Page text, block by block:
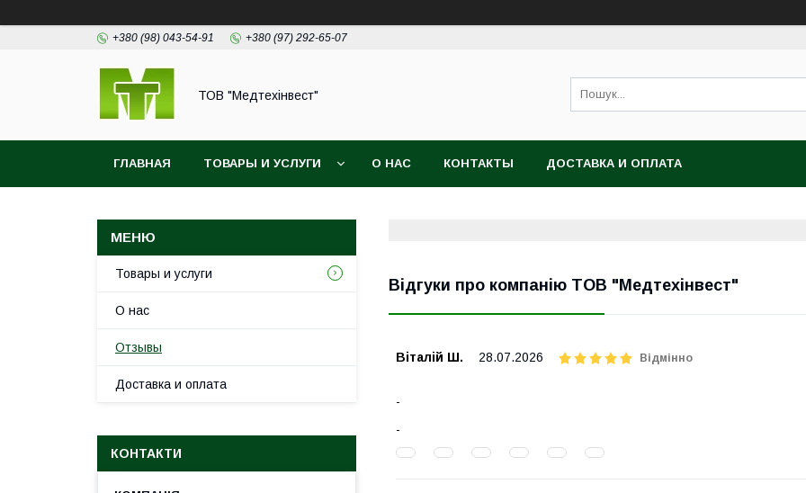
+380 (98) 043-54-91 +380 (97) 292-65-07
ТОВ "Медтехінвест"
ГЛАВНАЯ ТОВАРЫ И УСЛУГИ О НАС КОНТАКТЫ ДОСТАВКА И ОПЛАТА
Відгуки про компанію ТОВ "Медтехінвест"
Віталій Ш. 28.07.2026 Відмінно
Товары и услуги
О нас
Отзывы
Доставка и оплата
КОНТАКТИ